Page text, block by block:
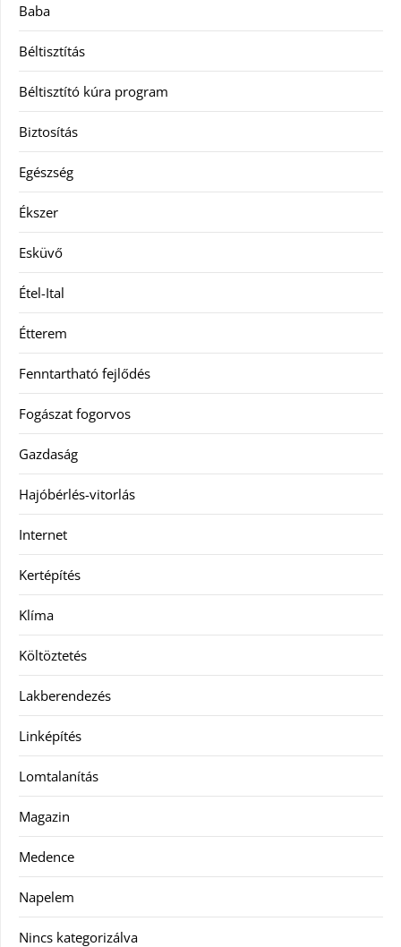
Baba
Béltisztítás
Béltisztító kúra program
Biztosítás
Egészség
Ékszer
Esküvő
Étel-Ital
Étterem
Fenntartható fejlődés
Fogászat fogorvos
Gazdaság
Hajóbérlés-vitorlás
Internet
Kertépítés
Klíma
Költöztetés
Lakberendezés
Linképítés
Lomtalanítás
Magazin
Medence
Napelem
Nincs kategorizálva